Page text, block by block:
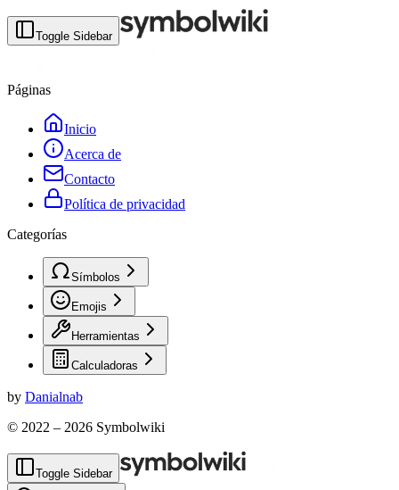
Toggle Sidebar
Páginas
Inicio
Acerca de
Contacto
Política de privacidad
Categorías
Símbolos
Emojis
Herramientas
Calculadoras
by Danialnab
© 2022 – 2026 Symbolwiki
Toggle Sidebar